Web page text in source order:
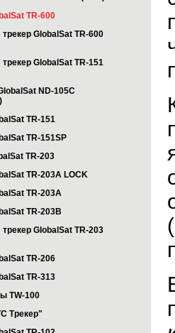
TR-600
GlobalSat TR-600
GlobalSat TR-151
ND-105C
TR-151
TR-151SP
TR-203
TR-203А LOCK
TR-203А
TR-203B
GlobalSat TR-203
TR-206
TR-313
TW-100
Трекер"